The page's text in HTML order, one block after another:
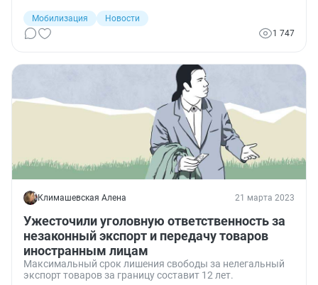
Мобилизация
Новости
1 747
Климашевская Алена 21 марта 2023
Ужесточили уголовную ответственность за
незаконный экспорт и передачу товаров
иностранным лицам
Максимальный срок лишения свободы за нелегальный
экспорт товаров за границу составит 12 лет.